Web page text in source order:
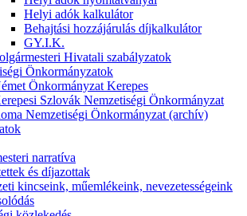
Helyi adók kalkulátor
Behajtási hozzájárulás díjkalkulátor
GY.I.K.
Hivatali szabályzatok
Önkormányzatok
Önkormányzat Kerepes
Szlovák Nemzetiségi Önkormányzat
Nemzetiségi Önkormányzat (archív)
narratíva
és díjazottak
kincseink, műemlékeink, nevezetességeink